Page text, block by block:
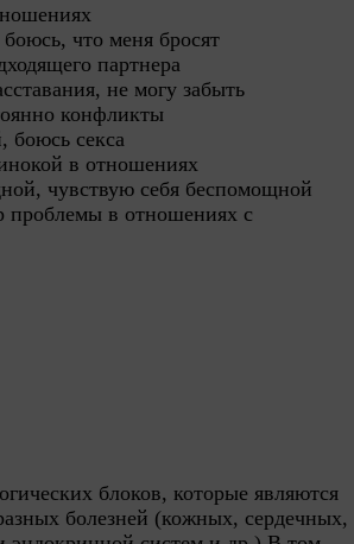
что меня бросят
партнера
не могу забыть
конфликты
боюсь секса
в отношениях
чувствую себя беспомощной
проблемы в отношениях с
блоков, которые являются
болезней (кожных, сердечных,